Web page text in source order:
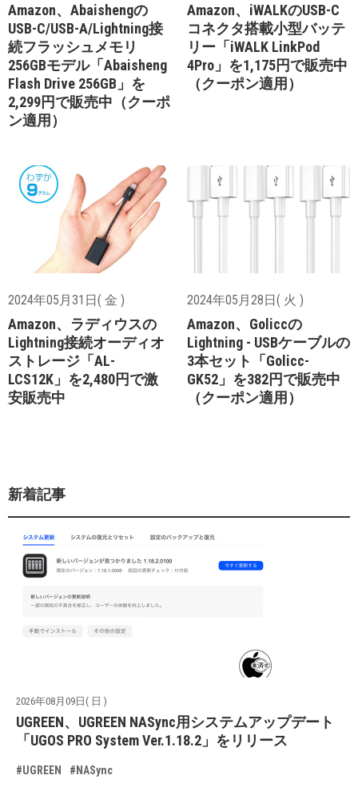
Amazon、Abaishengの
USB-C/USB-A/Lightning接
続フラッシュメモリ
256GBモデル「Abaisheng
Flash Drive 256GB」を
2,299円で販売中（クーポ
ン適用）
Amazon、iWALKのUSB-C
コネクタ搭載小型バッテ
リー「iWALK LinkPod
4Pro」を1,175円で販売中
（クーポン適用）
2024年05月31日( 金 )
Amazon、ラディウスの
Lightning接続オーディオ
ストレージ「AL-
LCS12K」を2,480円で激
安販売中
2024年05月28日( 火 )
Amazon、Goliccの
Lightning - USBケーブルの
3本セット「Golicc-
GK52」を382円で販売中
（クーポン適用）
新着記事
2026年08月09日( 日 )
UGREEN、UGREEN NASync用システムアップデート
「UGOS PRO System Ver.1.18.2」をリリース
#UGREEN #NASync